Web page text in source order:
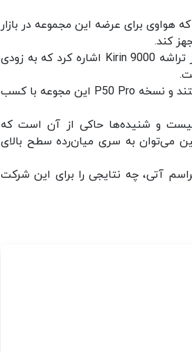
پیش‌بینی است که هواوی برای عرضه این مجموعه در بازار
از دیگر مشخصات این دستگاه نیز می‌توان به حافظه رم 8 یا 12 گیگابایتی در کنار تراشه Kirin 9000 اشاره کرد که به زودی
علاوه بر این، گوشی‌های سری P هواوی به داشتن دوربین‌هایی باکیفیت مطرح هستند و نسخه P50 Pro این مجوعه با کسب
پی50 تنها مهمان این مراسم نیست و شنیده‌ها حاکی از آن است که
مهر صف بسته‌اند. در این بین می‌توان به سری میان‌رده سطح بالای
آتی، چه نتایجی را برای این شرکت